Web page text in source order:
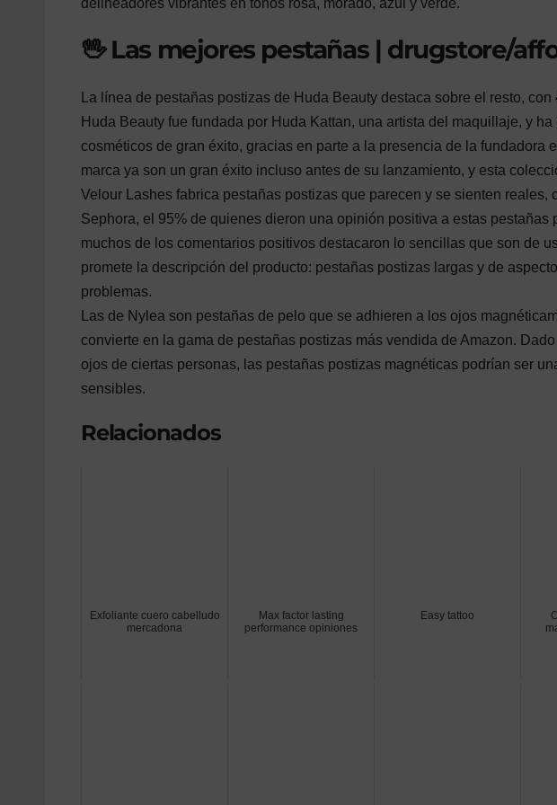
🖖 Las mejores pestañas | drugstore/
La línea de pestañas postizas de Huda Beauty destaca sobre el resto,
Huda Beauty fue fundada por Huda Kattan, una artista del maquillaje, y
cosméticos de gran éxito, gracias en parte a la presencia de la fundadora
marca ya son un gran éxito incluso antes de su lanzamiento, y esta
Velour Lashes fabrica pestañas postizas que parecen y se sienten reales,
Sephora, el 95% de quienes dieron una opinión positiva a estas
muchos de los comentarios positivos destacaron lo sencillas que son de
promete la descripción del producto: pestañas postizas largas y de
problemas.
Las de Nylea son pestañas de pelo que se adhieren a los ojos
convierte en la gama de pestañas postizas más vendida de Amazon.
ojos de ciertas personas, las pestañas postizas magnéticas podrían ser
sensibles.
Relacionados
Exfoliante cuero cabelludo
mercadona
Max factor lasting
performance opiniones
Easy tattoo